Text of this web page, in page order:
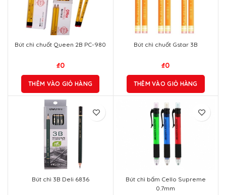
Bút chì chuốt Queen 2B PC-980
₫0
THÊM VÀO GIỎ HÀNG
Bút chì chuốt Gstar 3B
₫0
THÊM VÀO GIỎ HÀNG
Bút chì 3B Deli 6836
Bút chì bấm Cello Supreme
0.7mm